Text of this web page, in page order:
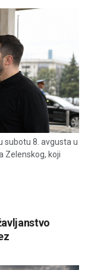
subotu 8. avgusta u
Zelenskog, koji